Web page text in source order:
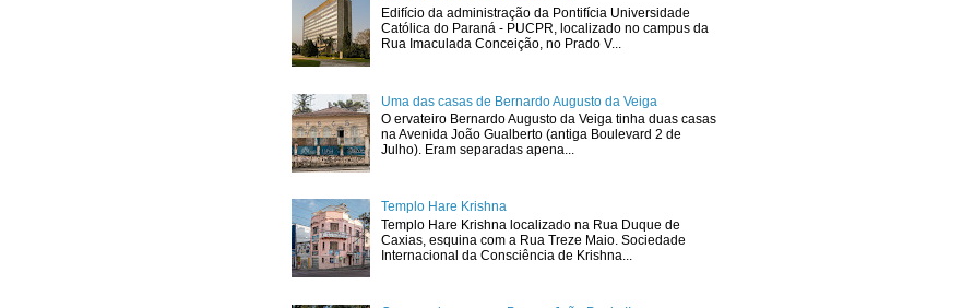
Edifício da administração da Pontifícia Universidade
Católica do Paraná - PUCPR, localizado no campus da
Rua Imaculada Conceição, no Prado V...
Uma das casas de Bernardo Augusto da Veiga
O ervateiro Bernardo Augusto da Veiga tinha duas casas
na Avenida João Gualberto (antiga Boulevard 2 de
Julho). Eram separadas apena...
Templo Hare Krishna
Templo Hare Krishna localizado na Rua Duque de
Caxias, esquina com a Rua Treze Maio. Sociedade
Internacional da Consciência de Krishna...